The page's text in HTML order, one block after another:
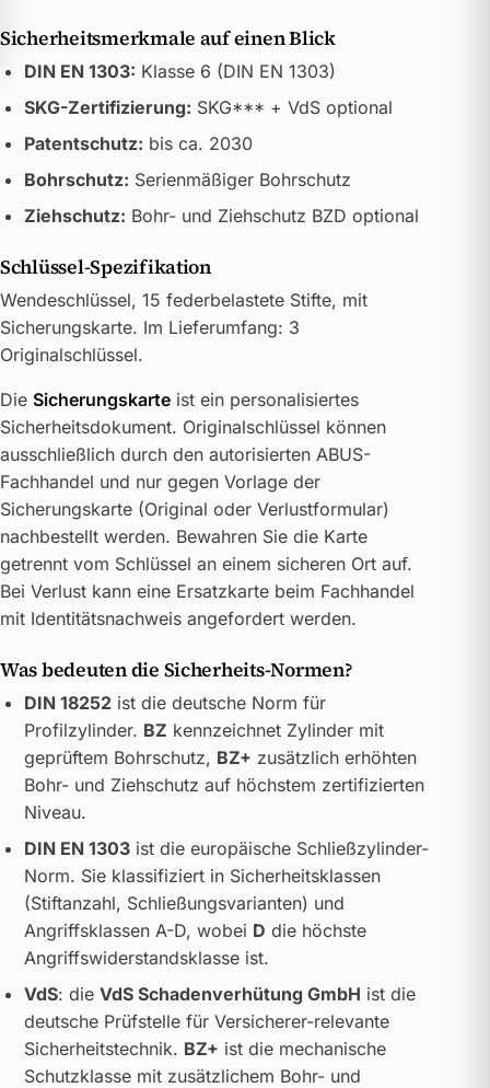
Sicherheitsmerkmale auf einen Blick
DIN EN 1303: Klasse 6 (DIN EN 1303)
SKG-Zertifizierung: SKG*** + VdS optional
Patentschutz: bis ca. 2030
Bohrschutz: Serienmäßiger Bohrschutz
Ziehschutz: Bohr- und Ziehschutz BZD optional
Schlüssel-Spezifikation
Wendeschlüssel, 15 federbelastete Stifte, mit
Sicherungskarte. Im Lieferumfang: 3
Originalschlüssel.
Die Sicherungskarte ist ein personalisiertes
Sicherheitsdokument. Originalschlüssel können
ausschließlich durch den autorisierten ABUS-
Fachhandel und nur gegen Vorlage der
Sicherungskarte (Original oder Verlustformular)
nachbestellt werden. Bewahren Sie die Karte
getrennt vom Schlüssel an einem sicheren Ort auf.
Bei Verlust kann eine Ersatzkarte beim Fachhandel
mit Identitätsnachweis angefordert werden.
Was bedeuten die Sicherheits-Normen?
DIN 18252ist die deutsche Norm für
Profilzylinder. BZ kennzeichnet Zylinder mit
geprüftem Bohrschutz, BZ+ zusätzlich erhöhten
Bohr- und Ziehschutz auf höchstem zertifizierten
Niveau.
DIN EN 1303ist die europäische Schließzylinder-
Norm. Sie klassifiziert in Sicherheitsklassen
(Stiftanzahl, Schließungsvarianten) und
Angriffsklassen A-D, wobei D die höchste
Angriffswiderstandsklasse ist.
VdS: die VdS Schadenverhütung GmbH ist die
deutsche Prüfstelle für Versicherer-relevante
Sicherheitstechnik. BZ+ ist die mechanische
Schutzklasse mit zusätzlichem Bohr- und